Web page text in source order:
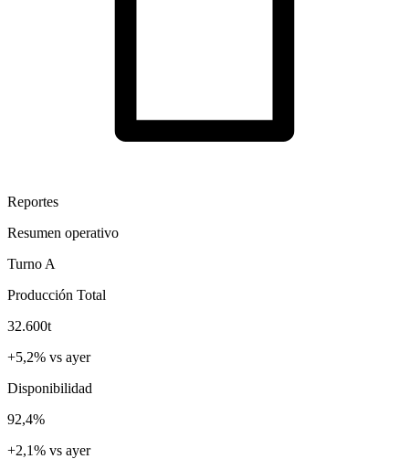
Reportes
Resumen operativo
Turno A
Producción Total
32.600t
+5,2% vs ayer
Disponibilidad
92,4%
+2,1% vs ayer